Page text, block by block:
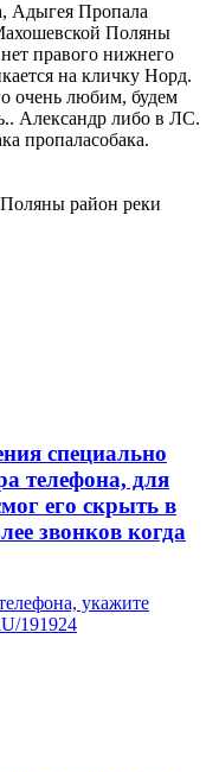
Адыгея Пропала
Поляны
правого нижнего
на кличку Норд.
очень любим, будем
Александр либо в ЛС.
пропаласобака.
район реки
специально
телефона, для
его скрыть в
звонков когда
укажите
191924